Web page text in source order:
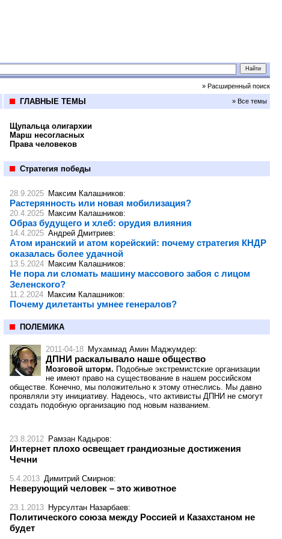
» Расширенный поиск
ГЛАВНЫЕ ТЕМЫ » Все темы
Щупальца олигархии
Марш несогласных
Права человеков
Стратегия победы
28.9.2025 Максим Калашников:
Растерянность или новая мобилизация?
20.4.2025 Максим Калашников:
Образ будущего и хлеб: орудия влияния
14.4.2025 Андрей Дмитриев:
Атом иранский и атом корейский: почему стратегия КНДР
оказалась более удачной
13.5.2024 Максим Калашников:
Не пора ли сломать машину массового забоя с лицом
Зеленского?
11.2.2024 Максим Калашников:
Почему дилетанты умнее генералов?
ПОЛЕМИКА
2011-04-18 Мухаммад Амин Маджумдер:
ДПНИ раскалывало наше общество
Мозговой шторм. Подобные экстремистские организации
не имеют право на существование в нашем российском
обществе. Конечно, мы положительно к этому отнеслись. Мы давно
проявляли эту инициативу. Надеюсь, что активисты ДПНИ не смогут
создать подобную организацию под новым названием.
23.8.2012 Рамзан Кадыров:
Интернет плохо освещает грандиозные достижения
Чечни
5.4.2013 Димитрий Смирнов:
Неверующий человек – это животное
23.1.2013 Нурсултан Назарбаев:
Политического союза между Россией и Казахстаном не
будет